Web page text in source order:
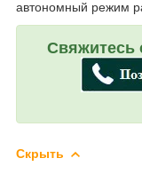
автономный режим
Свяжитесь
Скрыть